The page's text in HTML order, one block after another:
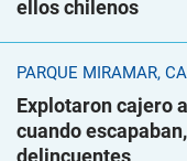
ellos chilenos
PARQUE MIRAMAR,
Explotaron cajero
cuando
delincuentes